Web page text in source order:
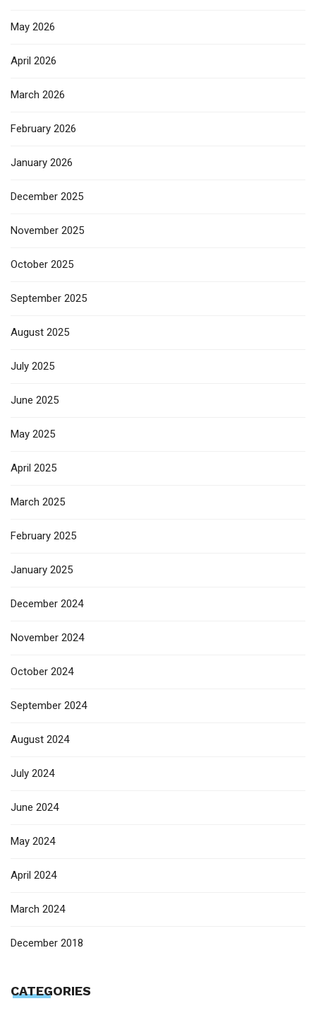
May 2026
April 2026
March 2026
February 2026
January 2026
December 2025
November 2025
October 2025
September 2025
August 2025
July 2025
June 2025
May 2025
April 2025
March 2025
February 2025
January 2025
December 2024
November 2024
October 2024
September 2024
August 2024
July 2024
June 2024
May 2024
April 2024
March 2024
December 2018
CATEGORIES